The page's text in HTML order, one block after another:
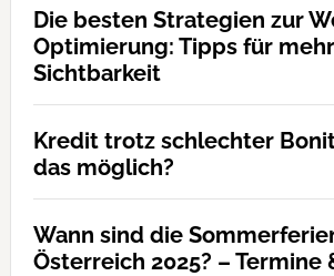
Die besten Strategien zur
Optimierung: Tipps für mehr
Sichtbarkeit
Kredit trotz schlechter
das möglich?
Wann sind die
Österreich 2025? – Termine